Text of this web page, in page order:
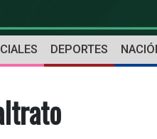
DEPORTES